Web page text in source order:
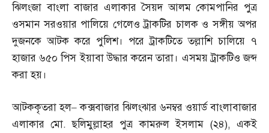
ঝিলংজা বাংলা বাজার এলাকার সৈয়দ আলম কোমপানির পুত্র
ওসমান সরওয়ার পালিয়ে গেলেও ট্রাকটির চালক ও সঙ্গীয় অপর
দুজনকে আটক করে পুলিশ। পরে ট্রাকটিতে তল্লাশি চালিয়ে ৭
হাজার ৬৫০ পিস ইয়াবা উদ্ধার করেন তারা। এসময় ট্রাকটিও জব্দ
করা হয়।
আটককৃতরা হল–কক্সবাজার ঝিলংঝার ৬নম্বর ওয়ার্ড বাংলাবাজার
এলাকার মো.ছলিমুল্লাহর পুত্র কামরুল ইসলাম (২৪),একই